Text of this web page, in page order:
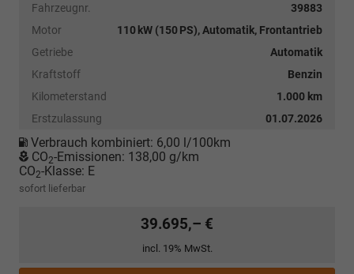
Fahrzeugnr.
39883
Motor
110 kW (150 PS), Automatik, Frontantrieb
Getriebe
Automatik
Kraftstoff
Benzin
Kilometerstand
1.000 km
Erstzulassung
01.07.2026
Verbrauch kombiniert: 6,00 l/100km
CO2-Emissionen: 138,00 g/km
CO2-Klasse: E
sofort lieferbar
39.695,– €
incl. 19% MwSt.